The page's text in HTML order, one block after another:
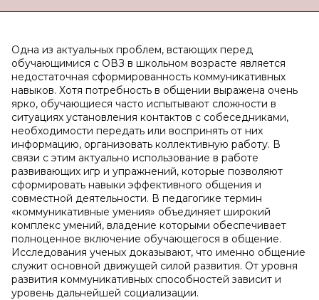
Одна из актуальных проблем, встающих перед
обучающимися с ОВЗ в школьном возрасте является
недостаточная сформированность коммуникативных
навыков. Хотя потребность в общении выражена очень
ярко, обучающиеся часто испытывают сложности в
ситуациях установления контактов с собеседниками,
необходимости передать или воспринять от них
информацию, организовать коллективную работу. В
связи с этим актуально использование в работе
развивающих игр и упражнений, которые позволяют
сформировать навыки эффективного общения и
совместной деятельности. В педагогике термин
«коммуникативные умения» объединяет широкий
комплекс умений, владение которыми обеспечивает
полноценное включение обучающегося в общение.
Исследования ученых доказывают, что именно общение
служит основной движущей силой развития. От уровня
развития коммуникативных способностей зависит и
уровень дальнейшей социализации.